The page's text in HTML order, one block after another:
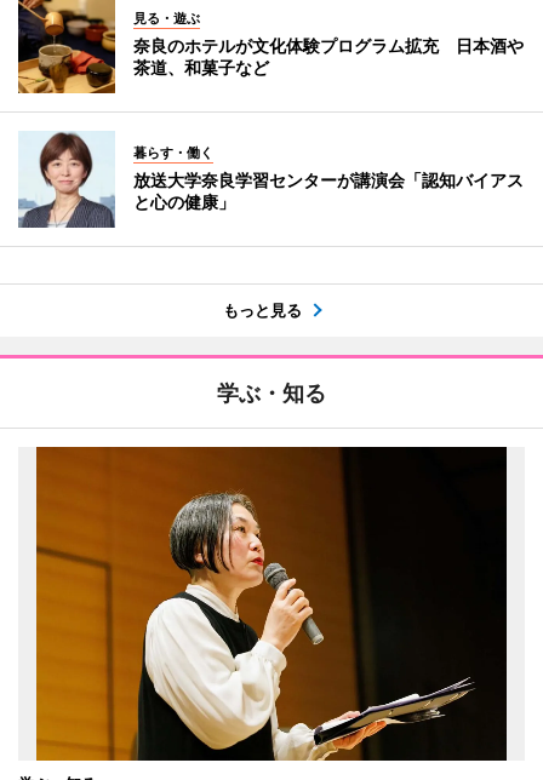
見る・遊ぶ
奈良のホテルが文化体験プログラム拡充 日本酒や
茶道、和菓子など
暮らす・働く
放送大学奈良学習センターが講演会「認知バイアス
と心の健康」
もっと見る
学ぶ・知る